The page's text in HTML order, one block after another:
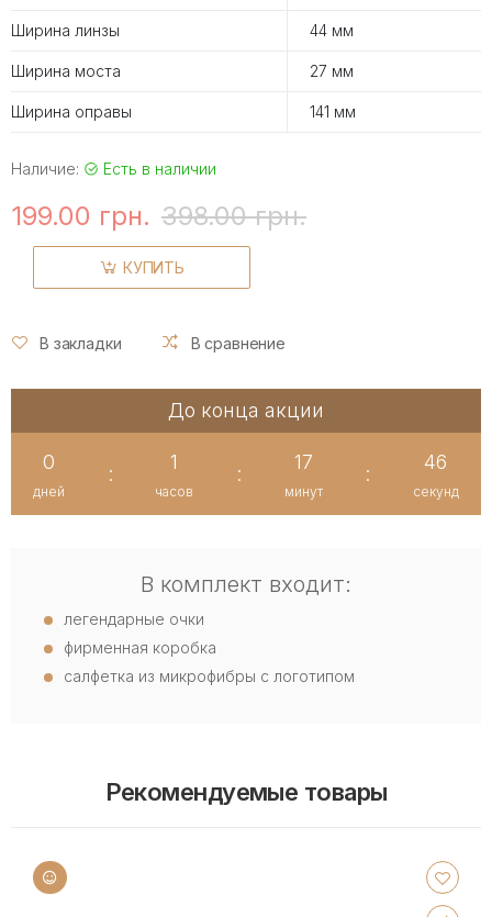
Ширина линзы 44 мм
Ширина моста 27 мм
Ширина оправы 141 мм
Наличие: Есть в наличии
199.00 грн. 398.00 грн.
КУПИТЬ
В закладки В сравнение
До конца акции
0
дней
:
1
часов
:
17
минут
:
46
секунд
В комплект входит:
легендарные очки
фирменная коробка
салфетка из микрофибры с логотипом
Рекомендуемые товары